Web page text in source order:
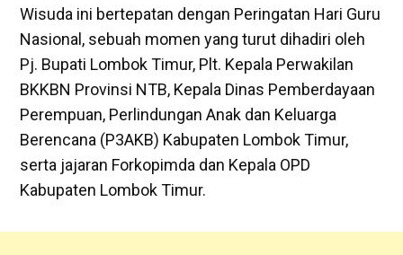
Wisuda ini bertepatan dengan Peringatan Hari Guru
Nasional, sebuah momen yang turut dihadiri oleh
Pj. Bupati Lombok Timur, Plt. Kepala Perwakilan
BKKBN Provinsi NTB, Kepala Dinas Pemberdayaan
Perempuan, Perlindungan Anak dan Keluarga
Berencana (P3AKB) Kabupaten Lombok Timur,
serta jajaran Forkopimda dan Kepala OPD
Kabupaten Lombok Timur.